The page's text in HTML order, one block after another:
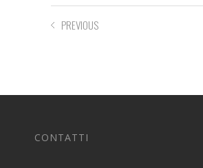
PREVIOUS
CONTATTI